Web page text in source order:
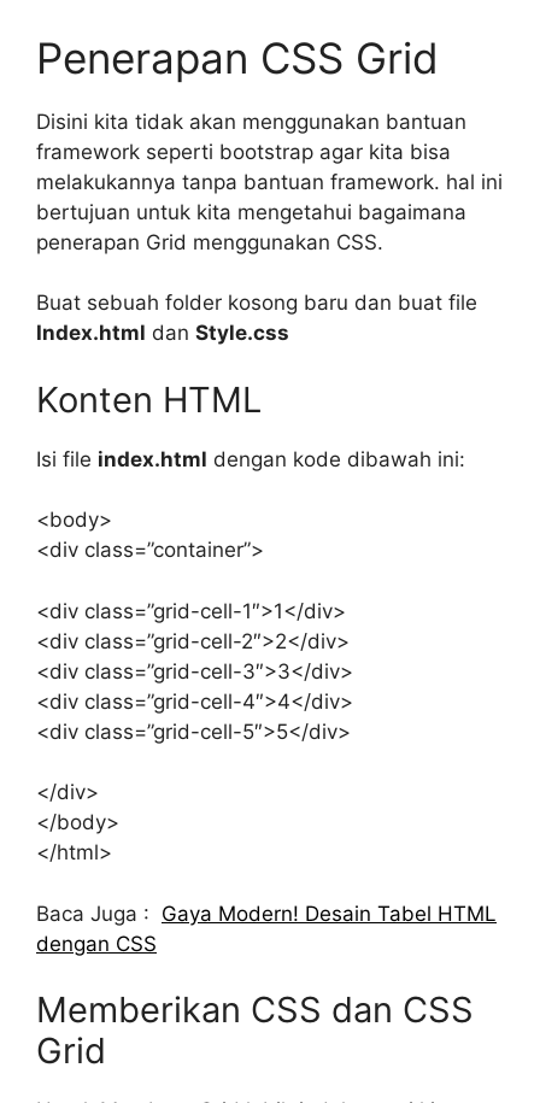
Penerapan CSS Grid
Disini kita tidak akan menggunakan bantuan
framework seperti bootstrap agar kita bisa
melakukannya tanpa bantuan framework. hal ini
bertujuan untuk kita mengetahui bagaimana
penerapan Grid menggunakan CSS.
Buat sebuah folder kosong baru dan buat file
Index.html dan Style.css
Konten HTML
Isi file index.html dengan kode dibawah ini:
<body>
<div class=”container”>
<div class=”grid-cell-1″>1</div>
<div class=”grid-cell-2″>2</div>
<div class=”grid-cell-3″>3</div>
<div class=”grid-cell-4″>4</div>
<div class=”grid-cell-5″>5</div>
</div>
</body>
</html>
Baca Juga : Gaya Modern! Desain Tabel HTML
dengan CSS
Memberikan CSS dan CSS
Grid